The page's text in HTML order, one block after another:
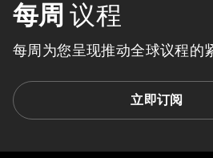
每周 议程
每周为您呈现推动全球议程的
立即订阅